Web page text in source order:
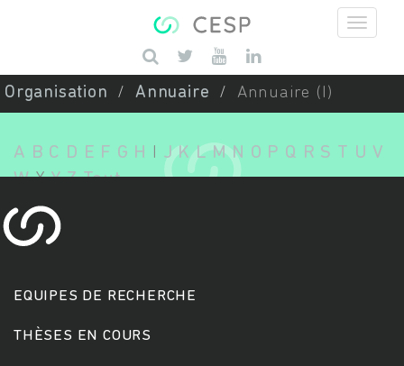
Saisissez vos mots-clés
Organisation Annuaire Annuaire (I)
A B C D E F G H J K L M N O P Q R S T U V
W X Y Z Tout
EQUIPES DE RECHERCHE
THÈSES EN COURS